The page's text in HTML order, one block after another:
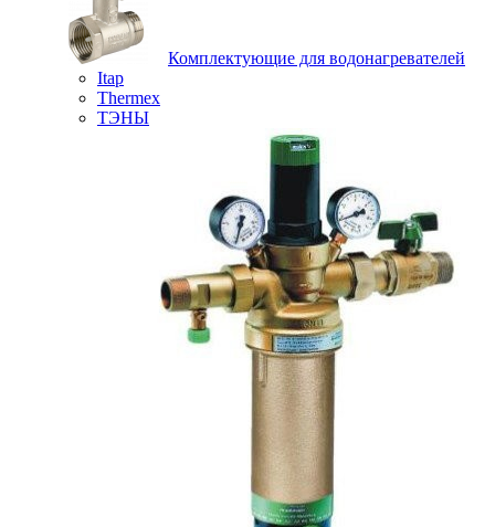
Комплектующие для водонагревателей
Itap
Thermex
ТЭНЫ